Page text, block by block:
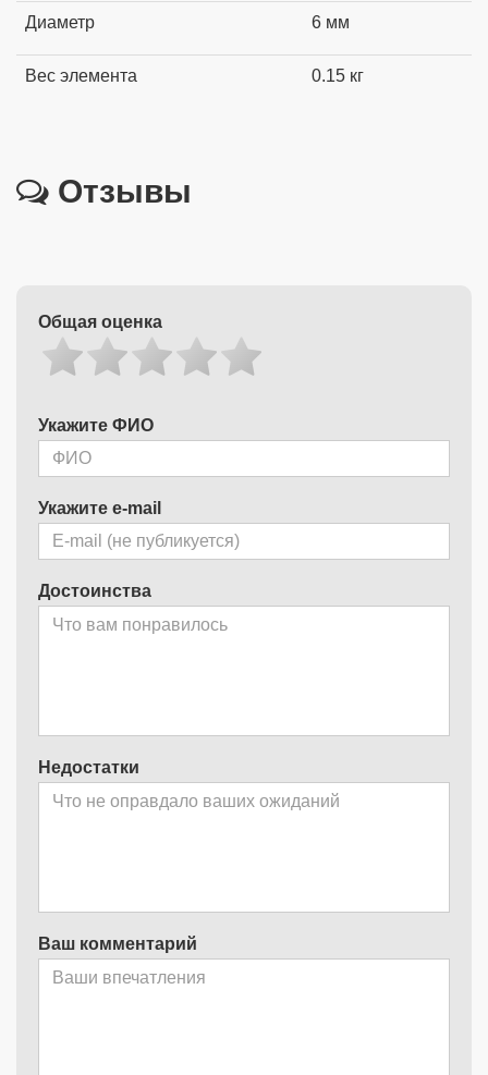
Диаметр 6 мм
Вес элемента 0.15 кг
Отзывы
Общая оценка
Укажите ФИО
Укажите e-mail
Достоинства
Недостатки
Ваш комментарий